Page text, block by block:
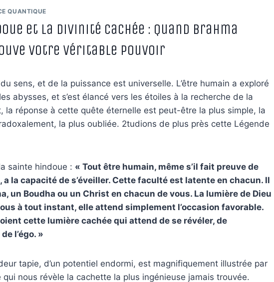
QUANTIQUE
et la Divinité Cachée : Quand Brahma
Votre Véritable Pouvoir
sens, et de la puissance est universelle. L’être humain a exploré
abysses, et s’est élancé vers les étoiles à la recherche de la
la réponse à cette quête éternelle est peut-être la plus simple, la
la plus oubliée. 2tudions de plus près cette Légende
sainte hindoue : « Tout être humain, même s’il fait preuve de
a la capacité de s’éveiller. Cette faculté est latente en chacun. Il
un Boudha ou un Christ en chacun de vous. La lumière de Dieu
à tout instant, elle attend simplement l’occasion favorable.
cette lumière cachée qui attend de se révéler, de
l’égo. »
tapie, d’un potentiel endormi, est magnifiquement illustrée par
nous révèle la cachette la plus ingénieuse jamais trouvée.